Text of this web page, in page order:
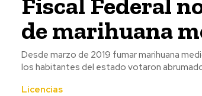
de marihuana
Desde marzo de 2019 fumar marihuana
los habitantes del estado votaron
Licencias